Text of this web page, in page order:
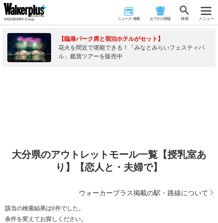
ニュース･連載 おでかけ情報 検 索 メニュー
【臨港パーク席と宿泊ホテルがセット】
花火を間近で堪能できる！「みなとみらいフェスティバ
ル」鑑賞ツアーを販売中
大分県のアウトレットモール一覧【授乳室あ
り】【恋人と・夫婦で】
ウォーカープラス掲載の駅・路線について
該当の検索結果は0件でした。
条件を変えてお探しください。